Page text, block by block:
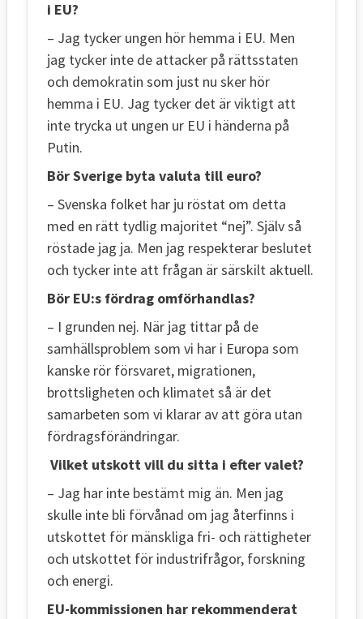
i EU?
– Jag tycker ungen hör hemma i EU. Men
jag tycker inte de attacker på rättsstaten
och demokratin som just nu sker hör
hemma i EU. Jag tycker det är viktigt att
inte trycka ut ungen ur EU i händerna på
Putin.
Bör Sverige byta valuta till euro?
– Svenska folket har ju röstat om detta
med en rätt tydlig majoritet “nej”. Själv så
röstade jag ja. Men jag respekterar beslutet
och tycker inte att frågan är särskilt aktuell.
Bör EU:s fördrag omförhandlas?
– I grunden nej. När jag tittar på de
samhällsproblem som vi har i Europa som
kanske rör försvaret, migrationen,
brottsligheten och klimatet så är det
samarbeten som vi klarar av att göra utan
fördragsförändringar.
Vilket utskott vill du sitta i efter valet?
– Jag har inte bestämt mig än. Men jag
skulle inte bli förvånad om jag återfinns i
utskottet för mänskliga fri- och rättigheter
och utskottet för industrifrågor, forskning
och energi.
EU-kommissionen har rekommenderat